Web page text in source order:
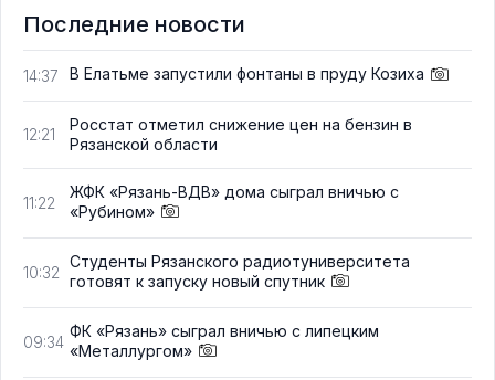
Последние новости
14:37 В Елатьме запустили фонтаны в пруду Козиха
12:21
Росстат отметил снижение цен на бензин в
Рязанской области
11:22
ЖФК «Рязань-ВДВ» дома сыграл вничью с
«Рубином»
10:32
Студенты Рязанского радиотуниверситета
готовят к запуску новый спутник
09:34
ФК «Рязань» сыграл вничью с липецким
«Металлургом»